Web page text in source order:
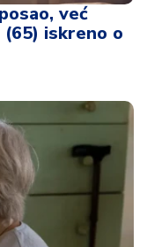
već
(65) iskreno o